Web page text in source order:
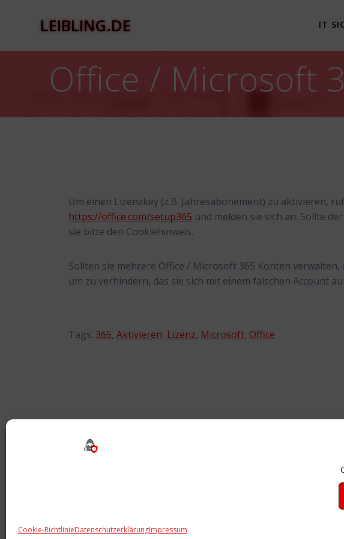
Cookie-RichtlinieDatenschutzerklärungImpressum
LEIBLING.DE IT
Office / Microsoft
Um einen Lizenzkey (z.B. Jahresabonement) zu aktivieren,
https://office.com/setup365 und melden sie sich an. Sollte
sie bitte den Cookiehinweis.
Sollten sie mehrere Office / Microsoft 365 Konten
um zu verhindern, das sie sich mit einem falschen Account
Tags: 365,Aktivieren, Lizenz, Microsoft, Office